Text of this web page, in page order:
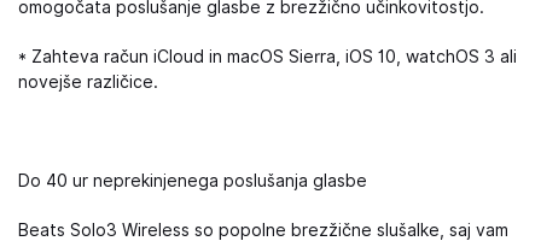
omogočata poslušanje glasbe z brezžično učinkovitostjo.
* Zahteva račun iCloud in macOS Sierra, iOS 10, watchOS 3 ali
novejše različice.
Do 40 ur neprekinjenega poslušanja glasbe
Beats Solo3 Wireless so popolne brezžične slušalke, saj vam